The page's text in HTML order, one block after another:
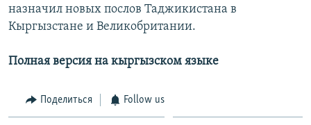
назначил новых послов Таджикистана в
Кыргызстане и Великобритании.
Полная версия на кыргызском языке
Поделиться Follow us